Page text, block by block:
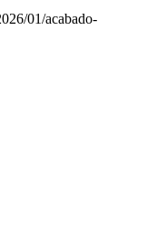
01/acabado-